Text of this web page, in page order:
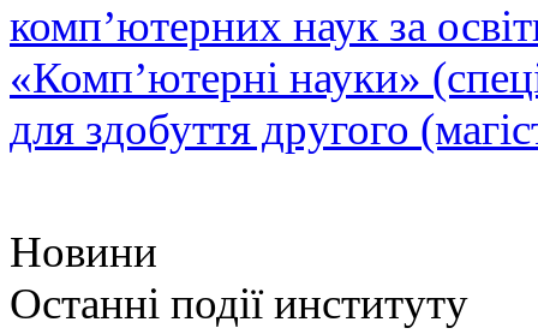
комп’ютерних наук за
«Комп’ютерні науки»
для здобуття другого
Новини
Останні події институту